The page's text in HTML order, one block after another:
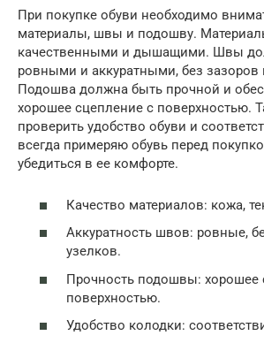
При покупке обуви необходимо
материалы, швы и подошву.
качественными и дышащими. Швы
ровными и аккуратными, без зазоров
Подошва должна быть прочной и
хорошее сцепление с поверхностью.
проверить удобство обуви и
всегда примеряю обувь перед
убедиться в ее комфорте.
Качество материалов: кожа,
Аккуратность швов: ровные,
узелков.
Прочность подошвы: хорошее
поверхностью.
Удобство колодки: